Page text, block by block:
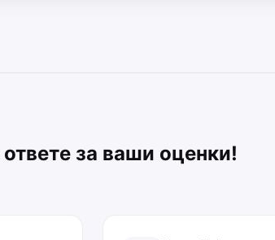
за ваши оценки!